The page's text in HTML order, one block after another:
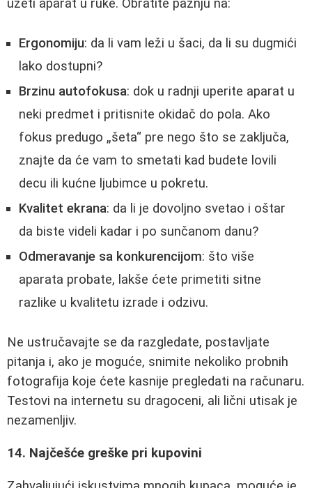
uzeti aparat u ruke. Obratite pažnju na:
Ergonomiju: da li vam leži u šaci, da li su dugmići
lako dostupni?
Brzinu autofokusa: dok u radnji uperite aparat u
neki predmet i pritisnite okidač do pola. Ako
fokus predugo „šeta“ pre nego što se zaključa,
znajte da će vam to smetati kad budete lovili
decu ili kućne ljubimce u pokretu.
Kvalitet ekrana: da li je dovoljno svetao i oštar
da biste videli kadar i po sunčanom danu?
Odmeravanje sa konkurencijom: što više
aparata probate, lakše ćete primetiti sitne
razlike u kvalitetu izrade i odzivu.
Ne ustručavajte se da razgledate, postavljate
pitanja i, ako je moguće, snimite nekoliko probnih
fotografija koje ćete kasnije pregledati na računaru.
Testovi na internetu su dragoceni, ali lični utisak je
nezamenljiv.
14. Najčešće greške pri kupovini